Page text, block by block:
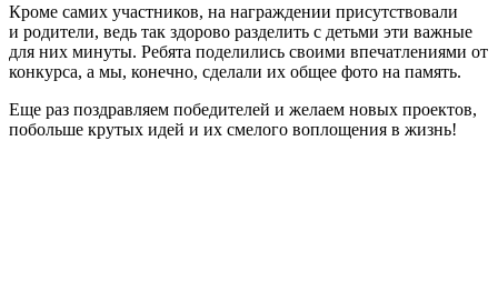
Кроме самих участников, на награждении присутствовали
и родители, ведь так здорово разделить с детьми эти важные
для них минуты. Ребята поделились своими впечатлениями от
конкурса, а мы, конечно, сделали их общее фото на память.
Еще раз поздравляем победителей и желаем новых проектов,
побольше крутых идей и их смелого воплощения в жизнь!